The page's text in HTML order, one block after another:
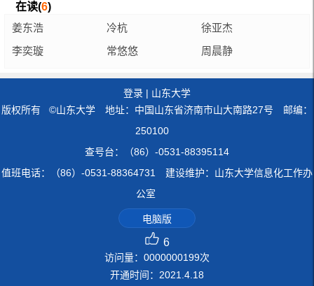
在读(6)
姜东浩
冷杭
徐亚杰
李奕璇
常悠悠 周晨静
登录 | 山东大学
版权所有 ©山东大学 地址：中国山东省济南市山大南路27号 邮编：
250100
查号台：（86）-0531-88395114
值班电话：（86）-0531-88364731 建设维护：山东大学信息化工作办
公室
电脑版
6
访问量： 0000000199次
开通时间： 2021.4.18